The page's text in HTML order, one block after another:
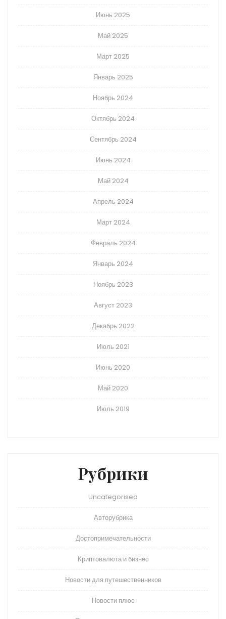
Июнь 2025
Май 2025
Март 2025
Январь 2025
Ноябрь 2024
Октябрь 2024
Сентябрь 2024
Июнь 2024
Май 2024
Апрель 2024
Март 2024
Февраль 2024
Январь 2024
Ноябрь 2023
Август 2023
Декабрь 2022
Июль 2021
Июнь 2020
Май 2020
Июль 2019
Рубрики
Uncategorised
Авторубрика
Достопримечательности
Криптовалюта и бизнес
Новости для путешественников
Новости плюс